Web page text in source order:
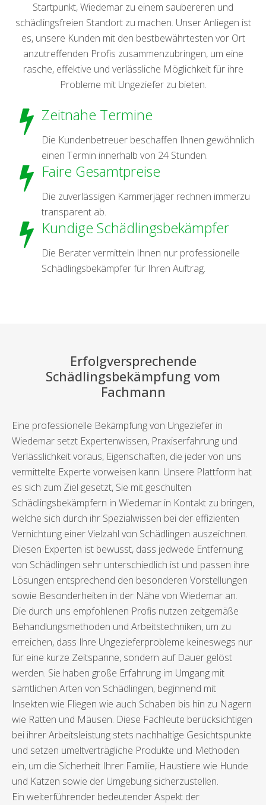
Startpunkt, Wiedemar zu einem saubereren und
schädlingsfreien Standort zu machen. Unser Anliegen ist
es, unsere Kunden mit den bestbewährtesten vor Ort
anzutreffenden Profis zusammenzubringen, um eine
rasche, effektive und verlässliche Möglichkeit für ihre
Probleme mit Ungeziefer zu bieten.
Zeitnahe Termine
Die Kundenbetreuer beschaffen Ihnen gewöhnlich
einen Termin innerhalb von 24 Stunden.
Faire Gesamtpreise
Die zuverlässigen Kammerjäger rechnen immerzu
transparent ab.
Kundige Schädlingsbekämpfer
Die Berater vermitteln Ihnen nur professionelle
Schädlingsbekämpfer für Ihren Auftrag.
Erfolgversprechende
Schädlingsbekämpfung vom
Fachmann
Eine professionelle Bekämpfung von Ungeziefer in
Wiedemar setzt Expertenwissen, Praxiserfahrung und
Verlässlichkeit voraus, Eigenschaften, die jeder von uns
vermittelte Experte vorweisen kann. Unsere Plattform hat
es sich zum Ziel gesetzt, Sie mit geschulten
Schädlingsbekämpfern in Wiedemar in Kontakt zu bringen,
welche sich durch ihr Spezialwissen bei der effizienten
Vernichtung einer Vielzahl von Schädlingen auszeichnen.
Diesen Experten ist bewusst, dass jedwede Entfernung
von Schädlingen sehr unterschiedlich ist und passen ihre
Lösungen entsprechend den besonderen Vorstellungen
sowie Besonderheiten in der Nähe von Wiedemar an.
Die durch uns empfohlenen Profis nutzen zeitgemäße
Behandlungsmethoden und Arbeitstechniken, um zu
erreichen, dass Ihre Ungezieferprobleme keineswegs nur
für eine kurze Zeitspanne, sondern auf Dauer gelöst
werden. Sie haben große Erfahrung im Umgang mit
sämtlichen Arten von Schädlingen, beginnend mit
Insekten wie Fliegen wie auch Schaben bis hin zu Nagern
wie Ratten und Mäusen. Diese Fachleute berücksichtigen
bei ihrer Arbeitsleistung stets nachhaltige Gesichtspunkte
und setzen umeltverträgliche Produkte und Methoden
ein, um die Sicherheit Ihrer Familie, Haustiere wie Hunde
und Katzen sowie der Umgebung sicherzustellen.
Ein weiterführender bedeutender Aspekt der